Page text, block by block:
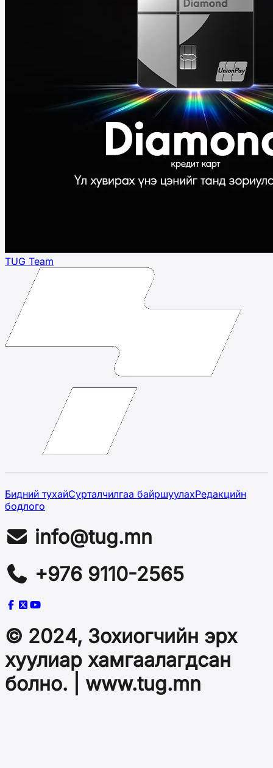
TUG Team
Бидний тухайСурталчилгаа байршуулахРедакцийн
бодлого
info@tug.mn
+976 9110-2565
© 2024, Зохиогчийн эрх
хуулиар хамгаалагдсан
болно. | www.tug.mn